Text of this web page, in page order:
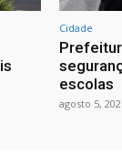
Cidade
escolas
agosto 5,